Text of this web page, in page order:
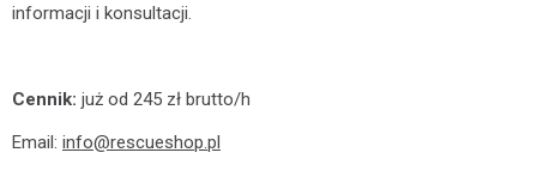
informacji i konsultacji.
Cennik: już od 245 zł brutto/h
Email: info@rescueshop.pl